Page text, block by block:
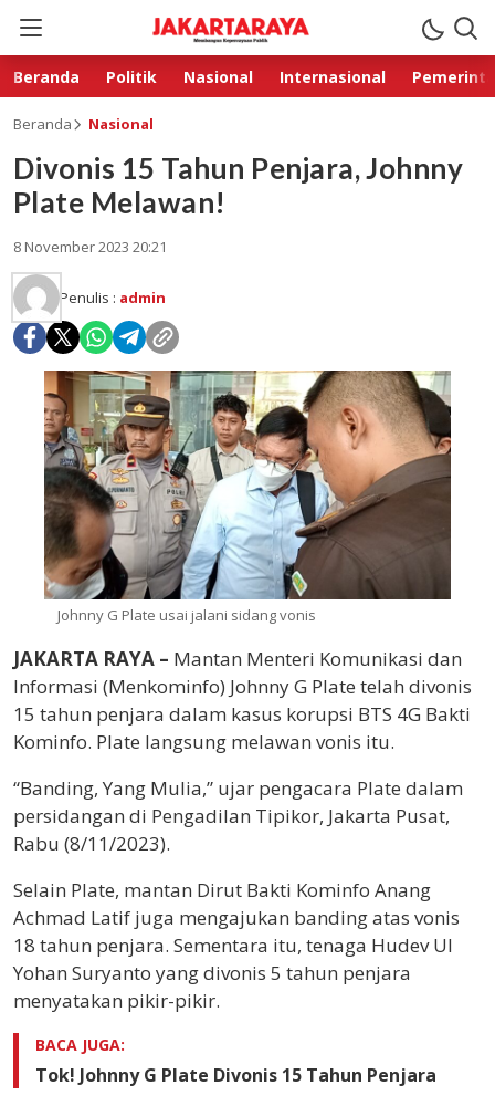
Beranda Politik Nasional Internasional
Beranda Nasional
Divonis 15 Tahun Penjara, Johnny
Plate Melawan!
8 November 2023 20:21
Penulis : admin
Johnny G Plate usai jalani sidang vonis
JAKARTA RAYA – Mantan Menteri Komunikasi dan
Informasi (Menkominfo) Johnny G Plate telah divonis
15 tahun penjara dalam kasus korupsi BTS 4G Bakti
Kominfo. Plate langsung melawan vonis itu.
“Banding, Yang Mulia,” ujar pengacara Plate dalam
persidangan di Pengadilan Tipikor, Jakarta Pusat,
Rabu (8/11/2023).
Selain Plate, mantan Dirut Bakti Kominfo Anang
Achmad Latif juga mengajukan banding atas vonis
18 tahun penjara. Sementara itu, tenaga Hudev UI
Yohan Suryanto yang divonis 5 tahun penjara
menyatakan pikir-pikir.
BACA JUGA:
Tok! Johnny G Plate Divonis 15 Tahun Penjara